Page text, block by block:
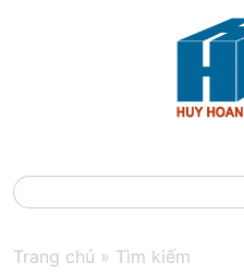
Trang chủ » Tìm kiếm